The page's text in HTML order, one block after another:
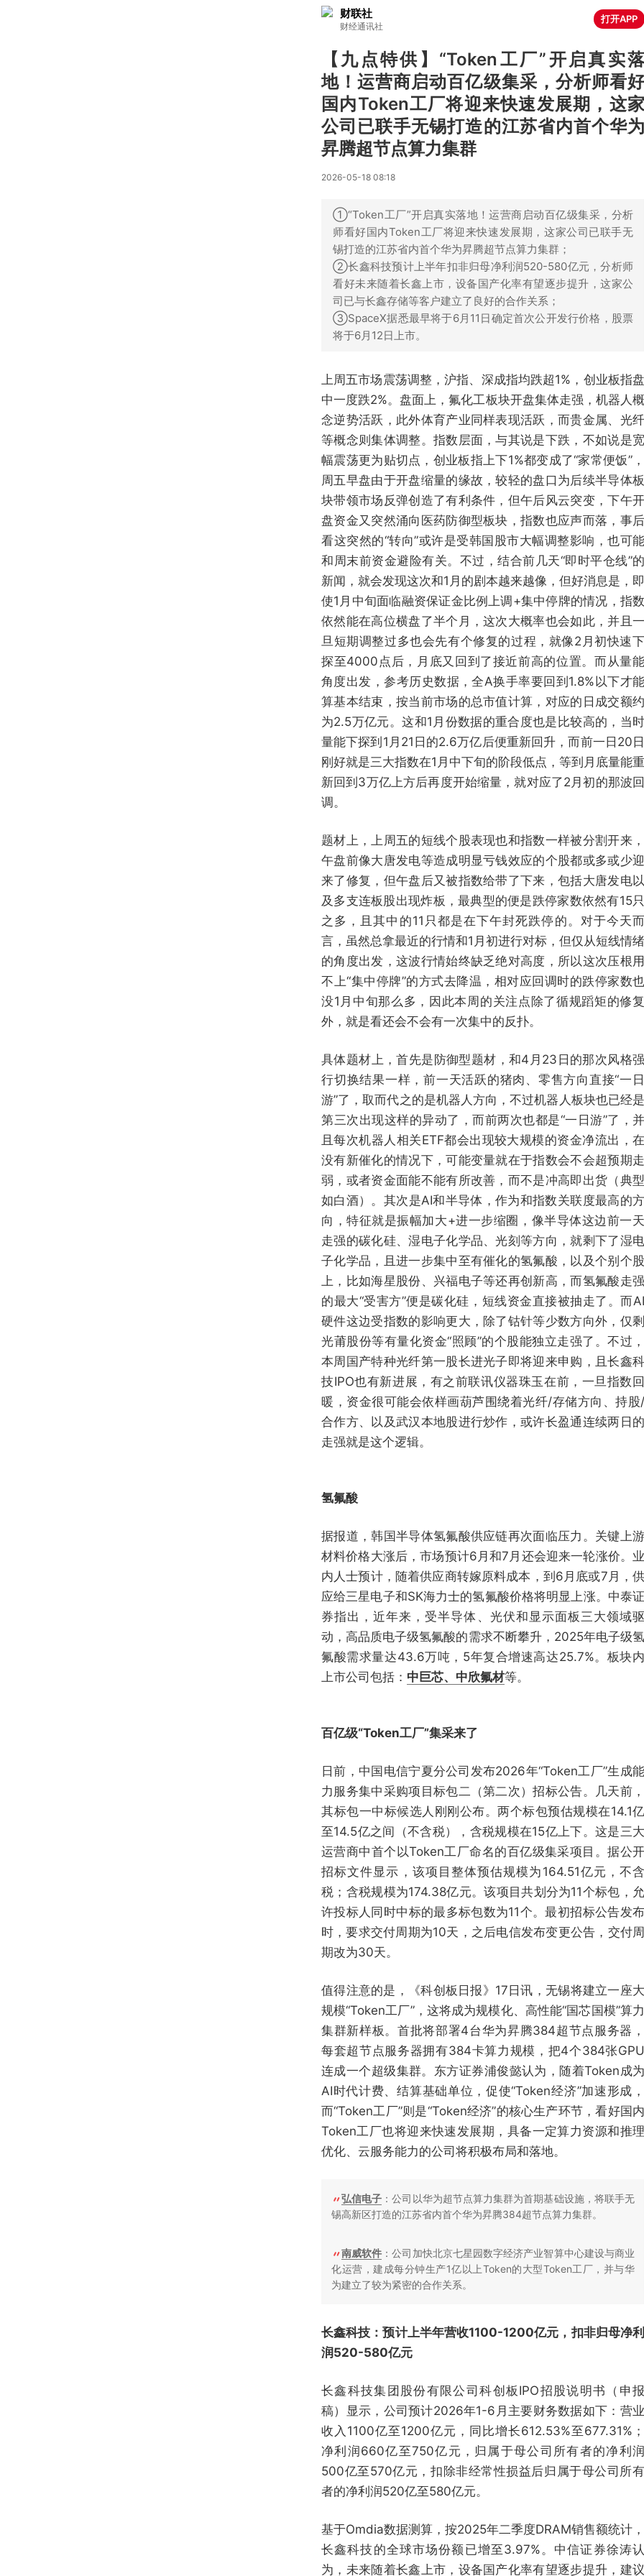
财联社
财经通讯社
打开APP
【九点特供】“Token工厂”开启真实落
地！运营商启动百亿级集采，分析师看好
国内Token工厂将迎来快速发展期，这家
公司已联手无锡打造的江苏省内首个华为
昇腾超节点算力集群
2026-05-18 08:18
①“Token工厂”开启真实落地！运营商启动百亿级集采，分析
师看好国内Token工厂将迎来快速发展期，这家公司已联手无
锡打造的江苏省内首个华为昇腾超节点算力集群；
②长鑫科技预计上半年扣非归母净利润520-580亿元，分析师
看好未来随着长鑫上市，设备国产化率有望逐步提升，这家公
司已与长鑫存储等客户建立了良好的合作关系；
③SpaceX据悉最早将于6月11日确定首次公开发行价格，股票
将于6月12日上市。
上周五市场震荡调整，沪指、深成指均跌超1%，创业板指盘
中一度跌2%。盘面上，氟化工板块开盘集体走强，机器人概
念逆势活跃，此外体育产业同样表现活跃，而贵金属、光纤
等概念则集体调整。指数层面，与其说是下跌，不如说是宽
幅震荡更为贴切点，创业板指上下1%都变成了“家常便饭”，
周五早盘由于开盘缩量的缘故，较轻的盘口为后续半导体板
块带领市场反弹创造了有利条件，但午后风云突变，下午开
盘资金又突然涌向医药防御型板块，指数也应声而落，事后
看这突然的“转向”或许是受韩国股市大幅调整影响，也可能
和周末前资金避险有关。不过，结合前几天“即时平仓线”的
新闻，就会发现这次和1月的剧本越来越像，但好消息是，即
使1月中旬面临融资保证金比例上调+集中停牌的情况，指数
依然能在高位横盘了半个月，这次大概率也会如此，并且一
旦短期调整过多也会先有个修复的过程，就像2月初快速下
探至4000点后，月底又回到了接近前高的位置。而从量能
角度出发，参考历史数据，全A换手率要回到1.8%以下才能
算基本结束，按当前市场的总市值计算，对应的日成交额约
为2.5万亿元。这和1月份数据的重合度也是比较高的，当时
量能下探到1月21日的2.6万亿后便重新回升，而前一日20日
刚好就是三大指数在1月中下旬的阶段低点，等到月底量能重
新回到3万亿上方后再度开始缩量，就对应了2月初的那波回
调。
题材上，上周五的短线个股表现也和指数一样被分割开来，
午盘前像大唐发电等造成明显亏钱效应的个股都或多或少迎
来了修复，但午盘后又被指数给带了下来，包括大唐发电以
及多支连板股出现炸板，最典型的便是跌停家数依然有15只
之多，且其中的11只都是在下午封死跌停的。对于今天而
言，虽然总拿最近的行情和1月初进行对标，但仅从短线情绪
的角度出发，这波行情始终缺乏绝对高度，所以这次压根用
不上“集中停牌”的方式去降温，相对应回调时的跌停家数也
没1月中旬那么多，因此本周的关注点除了循规蹈矩的修复
外，就是看还会不会有一次集中的反扑。
具体题材上，首先是防御型题材，和4月23日的那次风格强
行切换结果一样，前一天活跃的猪肉、零售方向直接“一日
游”了，取而代之的是机器人方向，不过机器人板块也已经是
第三次出现这样的异动了，而前两次也都是“一日游”了，并
且每次机器人相关ETF都会出现较大规模的资金净流出，在
没有新催化的情况下，可能变量就在于指数会不会超预期走
弱，或者资金面能不能有所改善，而不是冲高即出货（典型
如白酒）。其次是AI和半导体，作为和指数关联度最高的方
向，特征就是振幅加大+进一步缩圈，像半导体这边前一天
走强的碳化硅、湿电子化学品、光刻等方向，就剩下了湿电
子化学品，且进一步集中至有催化的氢氟酸，以及个别个股
上，比如海星股份、兴福电子等还再创新高，而氢氟酸走强
的最大“受害方”便是碳化硅，短线资金直接被抽走了。而AI
硬件这边受指数的影响更大，除了钴针等少数方向外，仅剩
光莆股份等有量化资金“照顾”的个股能独立走强了。不过，
本周国产特种光纤第一股长进光子即将迎来申购，且长鑫科
技IPO也有新进展，有之前联讯仪器珠玉在前，一旦指数回
暖，资金很可能会依样画葫芦围绕着光纤/存储方向、持股/
合作方、以及武汉本地股进行炒作，或许长盈通连续两日的
走强就是这个逻辑。
氢氟酸
据报道，韩国半导体氢氟酸供应链再次面临压力。关键上游
材料价格大涨后，市场预计6月和7月还会迎来一轮涨价。业
内人士预计，随着供应商转嫁原料成本，到6月底或7月，供
应给三星电子和SK海力士的氢氟酸价格将明显上涨。中泰证
券指出，近年来，受半导体、光伏和显示面板三大领域驱
动，高品质电子级氢氟酸的需求不断攀升，2025年电子级氢
氟酸需求量达43.6万吨，5年复合增速高达25.7%。板块内
上市公司包括： 中巨芯、中欣氟材等。
百亿级“Token工厂”集采来了
日前，中国电信宁夏分公司发布2026年“Token工厂”生成能
力服务集中采购项目标包二（第二次）招标公告。几天前，
其标包一中标候选人刚刚公布。两个标包预估规模在14.1亿
至14.5亿之间（不含税），含税规模在15亿上下。这是三大
运营商中首个以Token工厂命名的百亿级集采项目。据公开
招标文件显示，该项目整体预估规模为164.51亿元，不含
税；含税规模为174.38亿元。该项目共划分为11个标包，允
许投标人同时中标的最多标包数为11个。最初招标公告发布
时，要求交付周期为10天，之后电信发布变更公告，交付周
期改为30天。
值得注意的是，《科创板日报》17日讯，无锡将建立一座大
规模“Token工厂”，这将成为规模化、高性能“国芯国模”算力
集群新样板。首批将部署4台华为昇腾384超节点服务器，
每套超节点服务器拥有384卡算力规模，把4个384张GPU
连成一个超级集群。东方证券浦俊懿认为，随着Token成为
AI时代计费、结算基础单位，促使“Token经济”加速形成，
而“Token工厂”则是“Token经济”的核心生产环节，看好国内
Token工厂也将迎来快速发展期，具备一定算力资源和推理
优化、云服务能力的公司将积极布局和落地。
弘信电子 ：公司以华为超节点算力集群为首期基础设施，将联手无
锡高新区打造的江苏省内首个华为昇腾384超节点算力集群。
南威软件 ：公司加快北京七星园数字经济产业智算中心建设与商业
化运营，建成每分钟生产1亿以上Token的大型Token工厂，并与华
为建立了较为紧密的合作关系。
长鑫科技：预计上半年营收1100-1200亿元，扣非归母净利
润520-580亿元
长鑫科技集团股份有限公司科创板IPO招股说明书（申报
稿）显示，公司预计2026年1-6月主要财务数据如下：营业
收入1100亿至1200亿元，同比增长612.53%至677.31%；
净利润660亿至750亿元，归属于母公司所有者的净利润
500亿至570亿元，扣除非经常性损益后归属于母公司所有
者的净利润520亿至580亿元。
基于Omdia数据测算，按2025年二季度DRAM销售额统计，
长鑫科技的全球市场份额已增至3.97%。中信证券徐涛认
为，未来随着长鑫上市，设备国产化率有望逐步提升，建议